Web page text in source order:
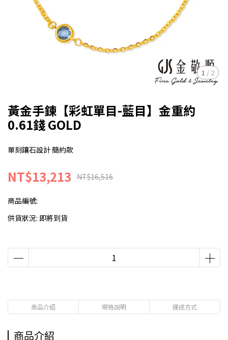
1 / 2
黃金手鍊【彩虹單目-藍目】金重約
0.61錢 GOLD
單刻鑲石設計 簡約款
NT$13,213 NT$16,516
商品編號:
供貨狀況: 即將到貨
商品介紹 規格說明 運送方式
商品介紹